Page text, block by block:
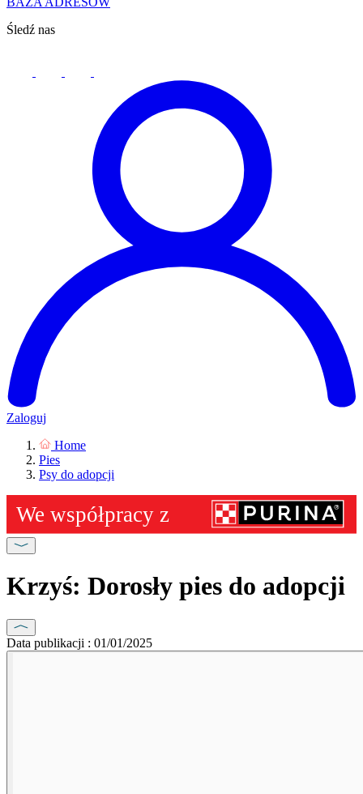
Śledź nas
Zaloguj
Home
Pies
Psy do adopcji
Krzyś: Dorosły pies do adopcji
Data publikacji : 01/01/2025